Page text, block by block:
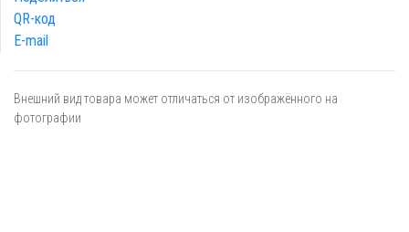
QR-код
E-mail
Внешний вид товара может отличаться от изображённого на
фотографии